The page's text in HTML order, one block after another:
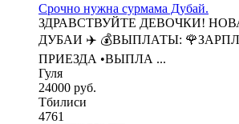
Срочно нужна сурмама Дубай.
ЗДРАВСТВУЙТЕ ДЕВОЧКИ!
ДУБАИ ✈️ 💰ВЫПЛАТЫ:
ПРИЕЗДА •ВЫПЛА ...
Гуля
24000 руб.
Тбилиси
4761